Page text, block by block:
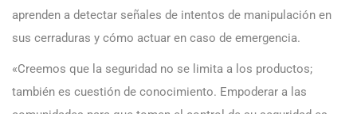
aprenden a detectar señales de intentos de manipulación en
sus cerraduras y cómo actuar en caso de emergencia.
«Creemos que la seguridad no se limita a los productos;
también es cuestión de conocimiento. Empoderar a las